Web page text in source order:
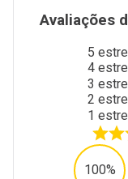
Avaliações
5
4
3
2
1
100%